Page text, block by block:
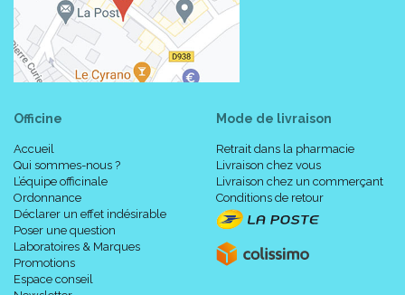
Officine
Accueil
Qui sommes-nous ?
L’équipe officinale
Ordonnance
Déclarer un effet indésirable
Poser une question
Laboratoires & Marques
Promotions
Espace conseil
Mode de livraison
Retrait dans la pharmacie
Livraison chez vous
Livraison chez un commerçant
Conditions de retour